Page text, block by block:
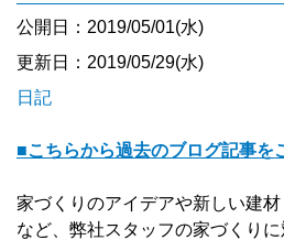
公開日：2019/05/01(水)
更新日：2019/05/29(水)
日記
■こちらから過去のブログ記事を
家づくりのアイデアや新しい建
など、弊社スタッフの家づくり